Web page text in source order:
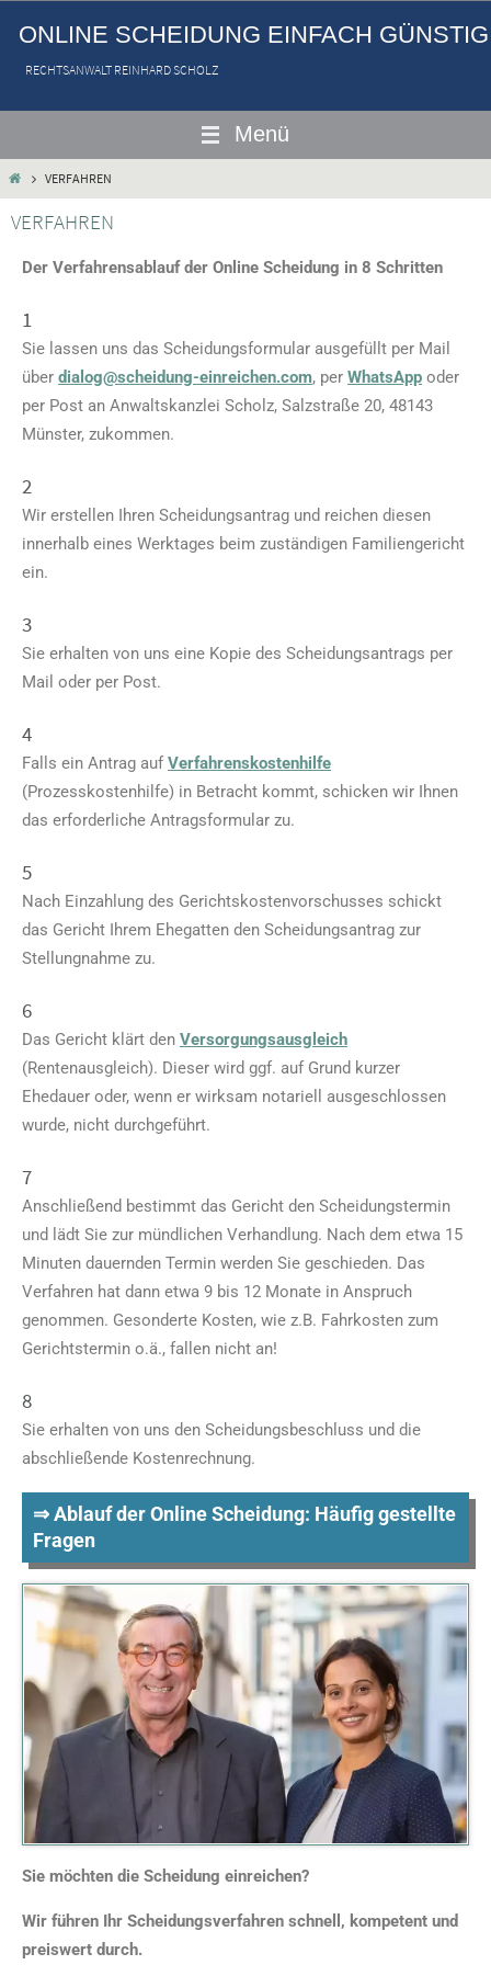
ONLINE SCHEIDUNG EINFACH GÜNSTIG
RECHTSANWALT REINHARD SCHOLZ
VERFAHREN
VERFAHREN
Der Verfahrensablauf der Online Scheidung in 8 Schritten
1
Sie lassen uns das Scheidungsformular ausgefüllt per Mail
über dialog@scheidung-einreichen.com, per WhatsApp oder
per Post an Anwaltskanzlei Scholz, Salzstraße 20, 48143
Münster, zukommen.
2
Wir erstellen Ihren Scheidungsantrag und reichen diesen
innerhalb eines Werktages beim zuständigen Familiengericht
ein.
3
Sie erhalten von uns eine Kopie des Scheidungsantrags per
Mail oder per Post.
4
Falls ein Antrag aufVerfahrenskostenhilfe
(Prozesskostenhilfe) in Betracht kommt, schicken wir Ihnen
das erforderliche Antragsformular zu.
5
Nach Einzahlung des Gerichtskostenvorschusses schickt
das Gericht Ihrem Ehegatten den Scheidungsantrag zur
Stellungnahme zu.
6
Das Gericht klärt den Versorgungsausgleich
(Rentenausgleich). Dieser wird ggf. auf Grund kurzer
Ehedauer oder, wenn er wirksam notariell ausgeschlossen
wurde, nicht durchgeführt.
7
Anschließend bestimmt das Gericht den Scheidungstermin
und lädt Sie zur mündlichen Verhandlung. Nach dem etwa 15
Minuten dauernden Termin werden Sie geschieden. Das
Verfahren hat dann etwa 9 bis 12 Monate in Anspruch
genommen. Gesonderte Kosten, wie z.B. Fahrkosten zum
Gerichtstermin o.ä., fallen nicht an!
8
Sie erhalten von uns den Scheidungsbeschluss und die
abschließende Kostenrechnung.
⇒ Ablauf der Online Scheidung: Häufig gestellte
Fragen
Sie möchten die Scheidung einreichen?
Wir führen Ihr Scheidungsverfahren schnell, kompetent und
preiswert durch.